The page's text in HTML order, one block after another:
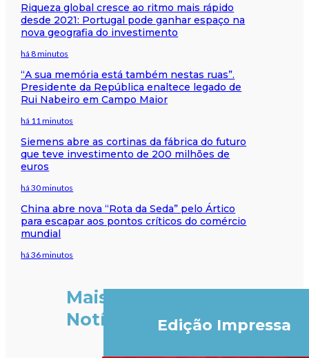
Riqueza global cresce ao ritmo mais rápido
desde 2021: Portugal pode ganhar espaço na
nova geografia do investimento
há 8 minutos
“A sua memória está também nestas ruas”.
Presidente da República enaltece legado de
Rui Nabeiro em Campo Maior
há 11 minutos
Siemens abre as cortinas da fábrica do futuro
que teve investimento de 200 milhões de
euros
há 30 minutos
China abre nova “Rota da Seda” pelo Ártico
para escapar aos pontos críticos do comércio
mundial
há 36 minutos
Mais
Notícias
Edição Impressa